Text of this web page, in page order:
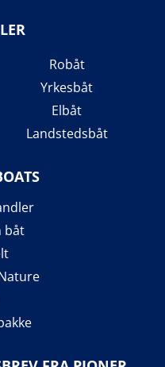
Robåt
Yrkesbåt
Elbåt
Landstedsbåt
båt